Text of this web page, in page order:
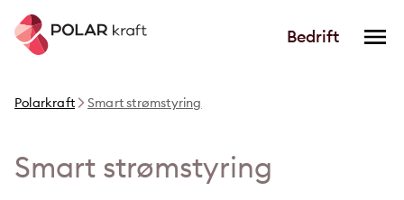
Bedrift
Polarkraft Smart strømstyring
Smart strømstyring